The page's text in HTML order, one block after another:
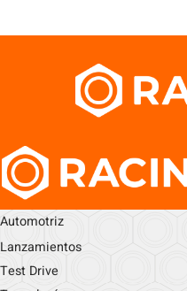
Automotriz
Lanzamientos
Test Drive